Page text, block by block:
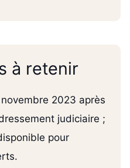
à retenir
2023 après
judiciaire ;
pour